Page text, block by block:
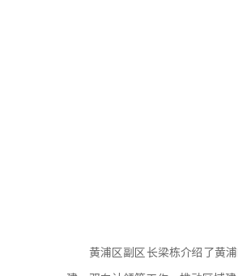
黄浦区副区长梁栋介绍了黄